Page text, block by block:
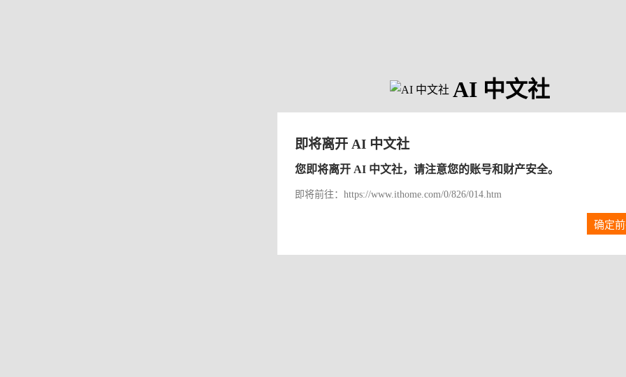
AI 中文社
即将离开 AI 中文社
您即将离开 AI 中文社，请注意您的账号和财产安全。
即将前往：https://www.ithome.com/0/826/014.htm
确定